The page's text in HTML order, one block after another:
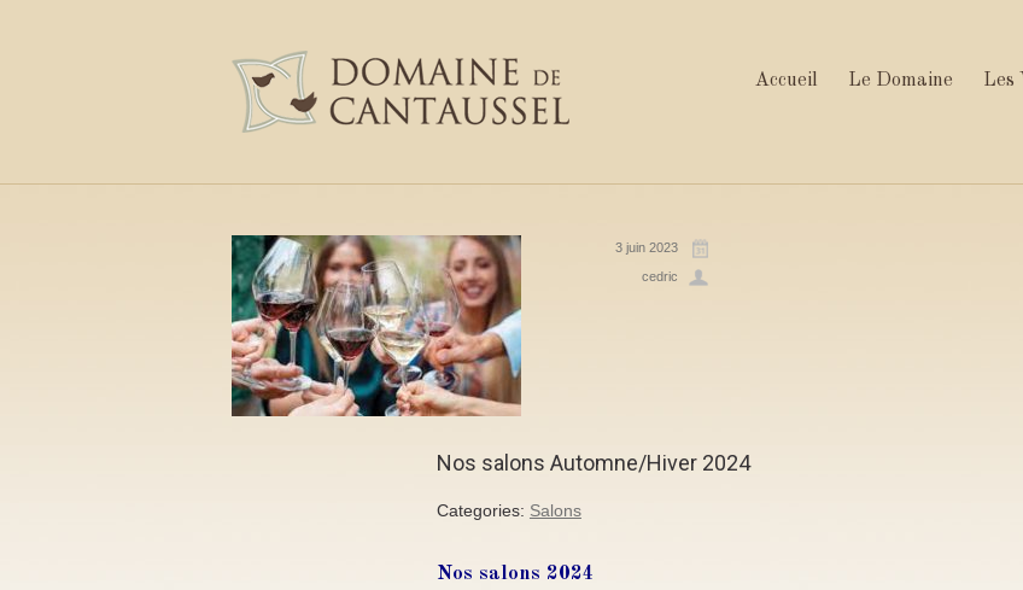
Accueil Le Domaine Les
3 juin 2023
cedric
Nos salons Automne/Hiver 2024
Categories: Salons
Nos salons 2024